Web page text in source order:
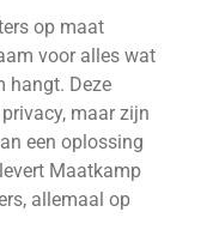
op maat
voor alles wat
hangt. Deze
maar zijn
een oplossing
Maatkamp
allemaal op